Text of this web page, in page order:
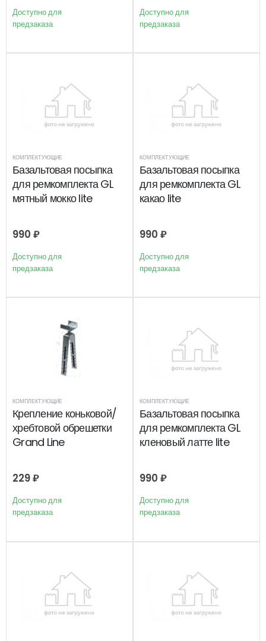
Доступно для
предзаказа
Доступно для
предзаказа
КОМПЛЕКТУЮЩИЕ
Базальтовая посыпка
для ремкомплекта GL
мятный мокко lite
990 ₽
Доступно для
предзаказа
КОМПЛЕКТУЮЩИЕ
Базальтовая посыпка
для ремкомплекта GL
какао lite
990 ₽
Доступно для
предзаказа
КОМПЛЕКТУЮЩИЕ
Крепление коньковой/
хребтовой обрешетки
Grand Line
229₽
Доступно для
предзаказа
КОМПЛЕКТУЮЩИЕ
Базальтовая посыпка
для ремкомплекта GL
кленовый латте lite
990 ₽
Доступно для
предзаказа